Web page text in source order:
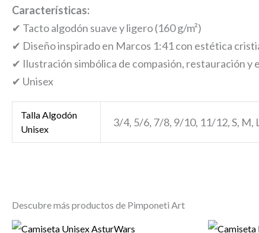
Características:
✔ Tacto algodón suave y ligero (160 g/m²)
✔ Diseño inspirado en Marcos 1:41 con estética
✔ Ilustración simbólica de compasión, restauración y
✔ Unisex
Talla Algodón
Unisex
3/4, 5/6, 7/8, 9/10, 11/12, S, M,
Descubre más productos de Pimponeti Art